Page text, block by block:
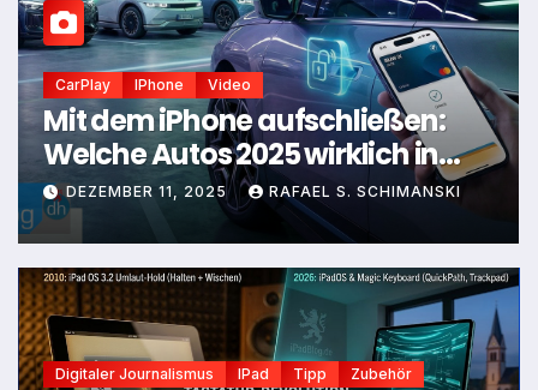
CarPlay IPhone Video
Mit dem iPhone aufschließen:
Welche Autos 2025 wirklich in
deine Apple-Welt passen
DEZEMBER 11, 2025 RAFAEL S. SCHIMANSKI
Digitaler Journalismus IPad Tipp Zubehör